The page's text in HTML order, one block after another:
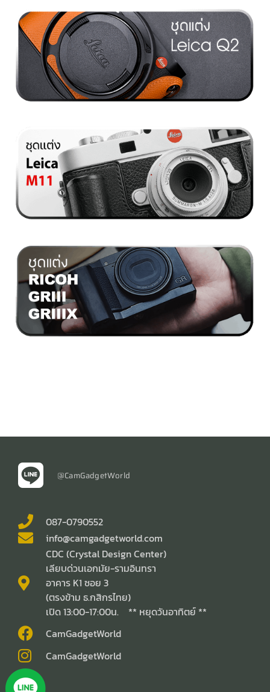
@CamGadgetWorld
087-0790552
info@camgadgetworld.com
CDC (Crystal Design Center)
เลียบด่วนเอกมัย-รามอินทรา
อาคาร K1 ซอย 3
(ตรงข้าม ธ.กสิกรไทย)
เปิด 13:00-17:00น. ** หยุดวันอาทิตย์ **
CamGadgetWorld
CamGadgetWorld